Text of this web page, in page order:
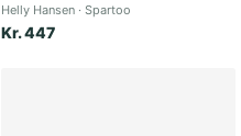
Helly Hansen Spartoo
Kr. 447